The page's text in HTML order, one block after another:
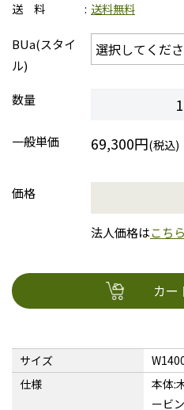
送 料
送料無料
BUa(スタイ
ル)
数量
一般単価
69,300円(税込)
価格
法人価格はこちら
カー
サイズ
仕様
本体:
ービ